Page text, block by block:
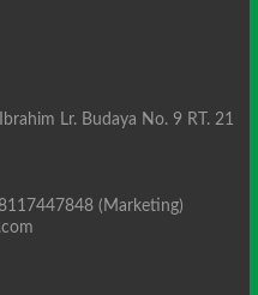
Lr. Budaya No. 9 RT. 21
(Marketing)